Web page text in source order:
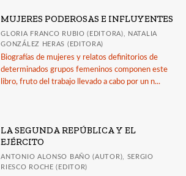
MUJERES PODEROSAS E INFLUYENTES
GLORIA FRANCO RUBIO (EDITORA), NATALIA
GONZÁLEZ HERAS (EDITORA)
Biografías de mujeres y relatos definitorios de
determinados grupos femeninos componen este
libro, fruto del trabajo llevado a cabo por un n...
LA SEGUNDA REPÚBLICA Y EL
EJÉRCITO
ANTONIO ALONSO BAÑO (AUTOR), SERGIO
RIESCO ROCHE (EDITOR)